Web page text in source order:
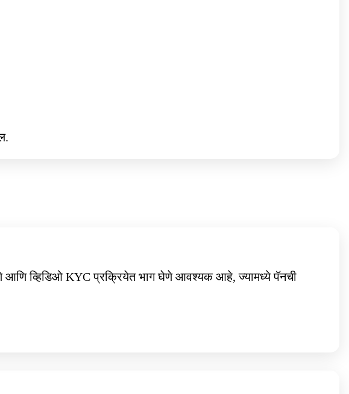
आणि व्हिडिओ KYC प्रक्रियेत भाग घेणे आवश्यक आहे, ज्यामध्ये पॅनची